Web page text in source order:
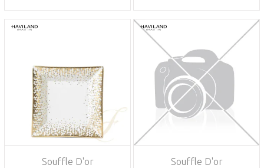
Souffle D'or Souffle D'or